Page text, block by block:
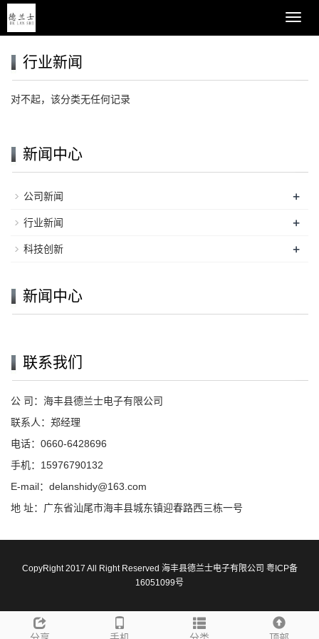
导
行业新闻
对不起，该分类无任何记录
新闻中心
公司新闻 +
行业新闻 +
科技创新 +
新闻中心
联系我们
公 司：海丰县德兰士电子有限公司
联系人：郑经理
电话：0660-6428696
手机：15976790132
E-mail：delanshidy@163.com
地 址：广东省汕尾市海丰县城东镇迎春路西三栋一号
CopyRight 2017 All Right Reserved 海丰县德兰士电子有限公司 粤ICP备
16051099号